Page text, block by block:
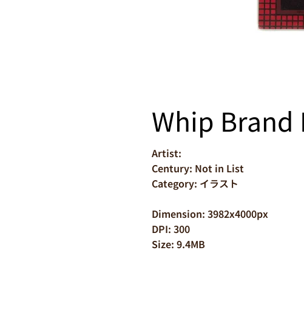
Whip
Artist:
Century: Not in List
Category: イラスト
Dimension: 3982x4000px
DPI: 300
Size: 9.4MB